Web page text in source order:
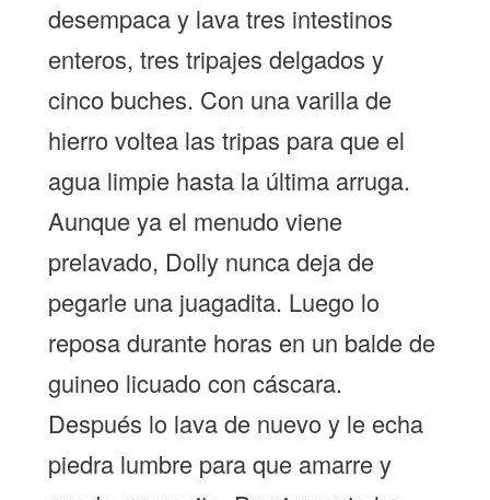
desempaca y lava tres intestinos
enteros, tres tripajes delgados y
cinco buches. Con una varilla de
hierro voltea las tripas para que el
agua limpie hasta la última arruga.
Aunque ya el menudo viene
prelavado, Dolly nunca deja de
pegarle una juagadita. Luego lo
reposa durante horas en un balde de
guineo licuado con cáscara.
Después lo lava de nuevo y le echa
piedra lumbre para que amarre y